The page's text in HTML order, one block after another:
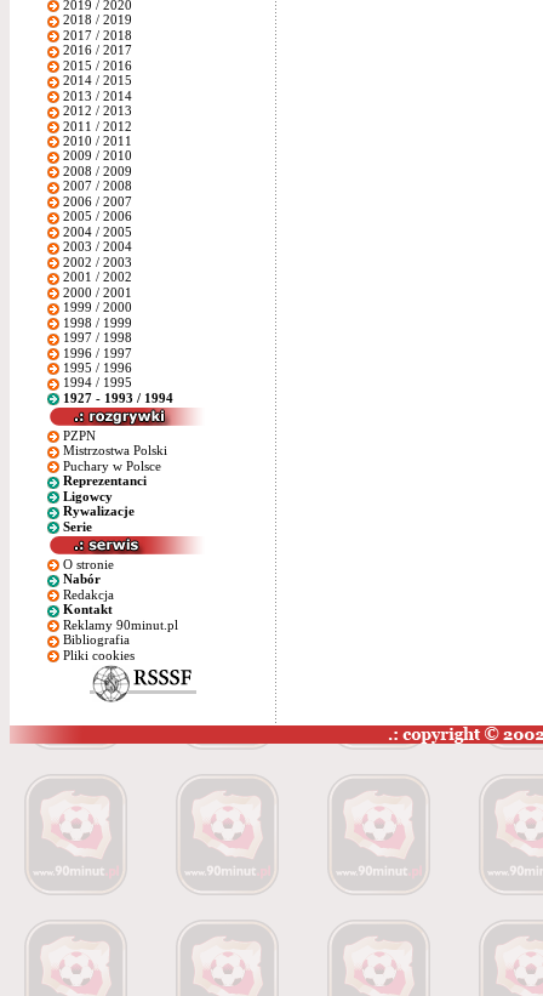
2019 / 2020
2018 / 2019
2017 / 2018
2016 / 2017
2015 / 2016
2014 / 2015
2013 / 2014
2012 / 2013
2011 / 2012
2010 / 2011
2009 / 2010
2008 / 2009
2007 / 2008
2006 / 2007
2005 / 2006
2004 / 2005
2003 / 2004
2002 / 2003
2001 / 2002
2000 / 2001
1999 / 2000
1998 / 1999
1997 / 1998
1996 / 1997
1995 / 1996
1994 / 1995
1927 - 1993 / 1994
PZPN
Mistrzostwa Polski
Puchary w Polsce
Reprezentanci
Ligowcy
Rywalizacje
Serie
O stronie
Nabór
Redakcja
Kontakt
Reklamy 90minut.pl
Bibliografia
Pliki cookies